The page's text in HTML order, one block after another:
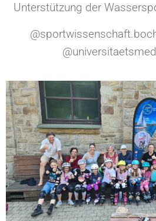
Unterstützung der